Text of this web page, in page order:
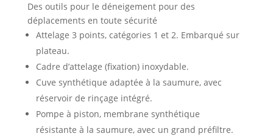
Des outils pour le déneigement pour des
déplacements en toute sécurité
Attelage 3 points, catégories 1 et 2. Embarqué sur
plateau.
Cadre d’attelage (fixation) inoxydable.
Cuve synthétique adaptée à la saumure, avec
réservoir de rinçage intégré.
Pompe à piston, membrane synthétique
résistante à la saumure, avec un grand préfiltre.